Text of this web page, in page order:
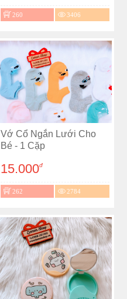
260 3406
Vớ Cổ Ngắn Lưới Cho
Bé - 1 Cặp
15.000đ
262 2784